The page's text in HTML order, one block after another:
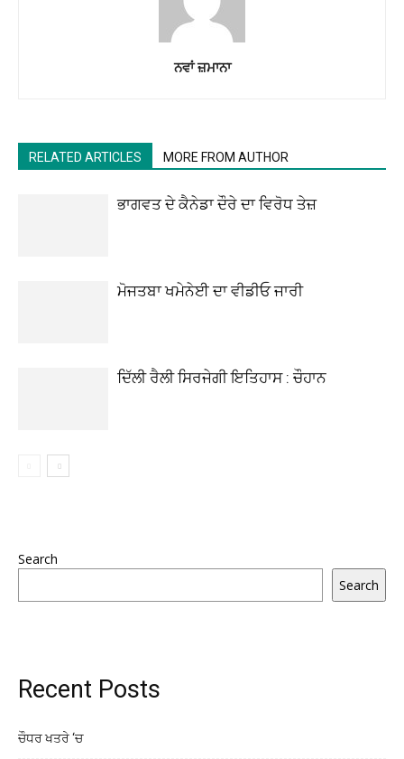
ਨਵਾਂ ਜ਼ਮਾਨਾ
RELATED ARTICLES MORE FROM AUTHOR
ਭਾਗਵਤ ਦੇ ਕੈਨੇਡਾ ਦੌਰੇ ਦਾ ਵਿਰੋਧ ਤੇਜ਼
ਮੋਜਤਬਾ ਖਮੇਨੇਈ ਦਾ ਵੀਡੀਓ ਜਾਰੀ
ਦਿੱਲੀ ਰੈਲੀ ਸਿਰਜੇਗੀ ਇਤਿਹਾਸ : ਚੌਹਾਨ
Search
Search
Recent Posts
ਚੌਧਰ ਖਤਰੇ ‘ਚ